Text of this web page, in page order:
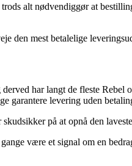
alt nødvendiggør at
den mest betalelige
har langt de fleste Rebel
garantere levering uden
på at opnå den
være et signal om en